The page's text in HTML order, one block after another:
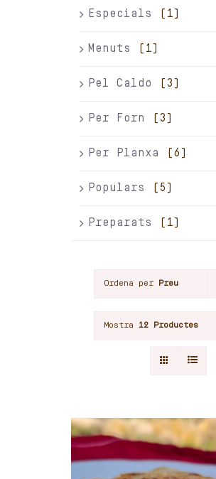
Especials (1)
Menuts (1)
Pel Caldo (3)
Per Forn (3)
Per Planxa (6)
Populars (5)
Preparats (1)
Ordena per Preu
Mostra 12 Productes